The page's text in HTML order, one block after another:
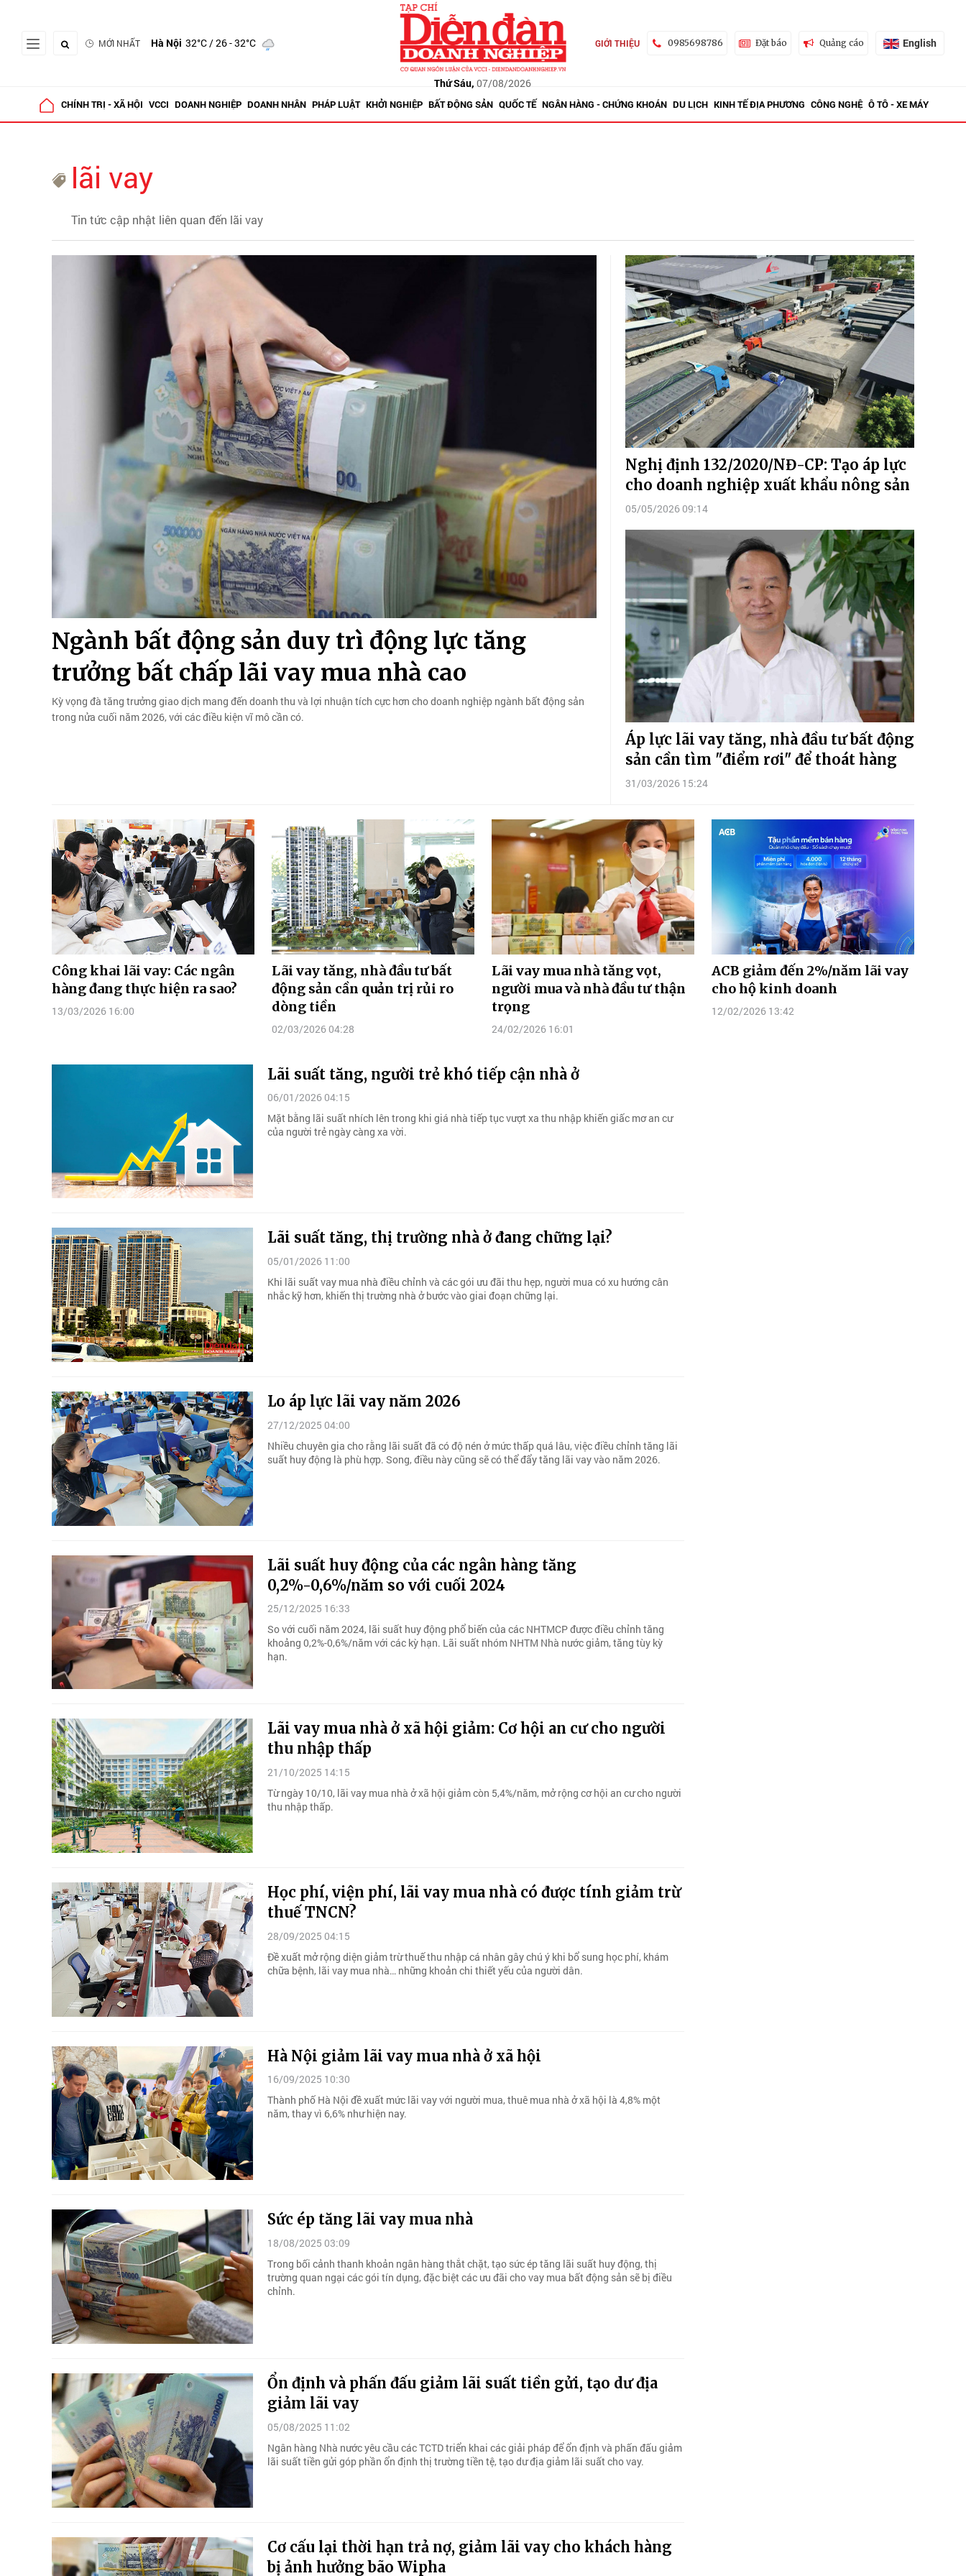
MỚI NHẤT Hà Nội 32°C/ 26 - 32°C
Thứ Sáu, 07/08/2026
GIỚI THIỆU 0985698786 Đặt báo Quảng cáo English
CHÍNH TRỊ - XÃ HỘI VCCI DOANH NGHIỆP DOANH NHÂN PHÁP LUẬT KHỞI NGHIỆP BẤT ĐỘNG SẢN QUỐC TẾ NGÂN HÀNG - CHỨNG KHOÁN DU LỊCH KINH TẾ ĐỊA PHƯƠNG CÔNG NGHỆ Ô TÔ - XE MÁY
lãi vay
Tin tức cập nhật liên quan đến lãi vay
Ngành bất động sản duy trì động lực tăng
trưởng bất chấp lãi vay mua nhà cao
Kỳ vọng đà tăng trưởng giao dịch mang đến doanh thu và lợi nhuận tích cực hơn cho doanh nghiệp ngành bất động sản
trong nửa cuối năm 2026, với các điều kiện vĩ mô cần có.
Nghị định 132/2020/NĐ-CP: Tạo áp lực
cho doanh nghiệp xuất khẩu nông sản
05/05/2026 09:14
Áp lực lãi vay tăng, nhà đầu tư bất động
sản cần tìm "điểm rơi" để thoát hàng
31/03/2026 15:24
Công khai lãi vay: Các ngân
hàng đang thực hiện ra sao?
13/03/2026 16:00
Lãi vay tăng, nhà đầu tư bất
động sản cần quản trị rủi ro
dòng tiền
02/03/2026 04:28
Lãi vay mua nhà tăng vọt,
người mua và nhà đầu tư thận
trọng
24/02/2026 16:01
ACB giảm đến 2%/năm lãi vay
cho hộ kinh doanh
12/02/2026 13:42
Lãi suất tăng, người trẻ khó tiếp cận nhà ở
06/01/2026 04:15
Mặt bằng lãi suất nhích lên trong khi giá nhà tiếp tục vượt xa thu nhập khiến giấc mơ an cư
của người trẻ ngày càng xa vời.
Lãi suất tăng, thị trường nhà ở đang chững lại?
05/01/2026 11:00
Khi lãi suất vay mua nhà điều chỉnh và các gói ưu đãi thu hẹp, người mua có xu hướng cân
nhắc kỹ hơn, khiến thị trường nhà ở bước vào giai đoạn chững lại.
Lo áp lực lãi vay năm 2026
27/12/2025 04:00
Nhiều chuyên gia cho rằng lãi suất đã có độ nén ở mức thấp quá lâu, việc điều chỉnh tăng lãi
suất huy động là phù hợp. Song, điều này cũng sẽ có thể đẩy tăng lãi vay vào năm 2026.
Lãi suất huy động của các ngân hàng tăng
0,2%-0,6%/năm so với cuối 2024
25/12/2025 16:33
So với cuối năm 2024, lãi suất huy động phổ biến của các NHTMCP được điều chỉnh tăng
khoảng 0,2%-0,6%/năm với các kỳ hạn. Lãi suất nhóm NHTM Nhà nước giảm, tăng tùy kỳ
hạn.
Lãi vay mua nhà ở xã hội giảm: Cơ hội an cư cho người
thu nhập thấp
21/10/2025 14:15
Từ ngày 10/10, lãi vay mua nhà ở xã hội giảm còn 5,4%/năm, mở rộng cơ hội an cư cho người
thu nhập thấp.
Học phí, viện phí, lãi vay mua nhà có được tính giảm trừ
thuế TNCN?
28/09/2025 04:15
Đề xuất mở rộng diện giảm trừ thuế thu nhập cá nhân gây chú ý khi bổ sung học phí, khám
chữa bệnh, lãi vay mua nhà… những khoản chi thiết yếu của người dân.
Hà Nội giảm lãi vay mua nhà ở xã hội
16/09/2025 10:30
Thành phố Hà Nội đề xuất mức lãi vay với người mua, thuê mua nhà ở xã hội là 4,8% một
năm, thay vì 6,6% như hiện nay.
Sức ép tăng lãi vay mua nhà
18/08/2025 03:09
Trong bối cảnh thanh khoản ngân hàng thắt chặt, tạo sức ép tăng lãi suất huy động, thị
trường quan ngại các gói tín dụng, đặc biệt các ưu đãi cho vay mua bất động sản sẽ bị điều
chỉnh.
Ổn định và phấn đấu giảm lãi suất tiền gửi, tạo dư địa
giảm lãi vay
05/08/2025 11:02
Ngân hàng Nhà nước yêu cầu các TCTD triển khai các giải pháp để ổn định và phấn đấu giảm
lãi suất tiền gửi góp phần ổn định thị trường tiền tệ, tạo dư địa giảm lãi suất cho vay.
Cơ cấu lại thời hạn trả nợ, giảm lãi vay cho khách hàng
bị ảnh hưởng bão Wipha